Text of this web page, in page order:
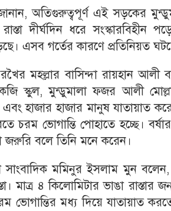
অতিগুরুত্বপূর্ণ এই সড়কের
দীর্ঘদিন ধরে সংস্কারবিহীন
এসব গর্তের কারণে প্রতিনিয়ত
মহল্লার বাসিন্দা রায়হান আলী
স্কুল, মুন্ডুমালা ফজর আলী
এবং হাজার হাজার মানুষ
চরম ভোগান্তি পোহাতে হচ্ছে।
জরুরি বলে তিনি মনে করেন।
সাংবাদিক মমিনুর ইসলাম মুন
মাত্র ৪ কিলোমিটার ভাঙা রাস্তার
ভোগান্তির মধ্য দিয়ে যাতায়াত